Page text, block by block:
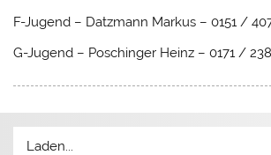
F-Jugend – Datzmann Markus – 0151 /
G-Jugend – Poschinger Heinz – 0171 /
Laden...